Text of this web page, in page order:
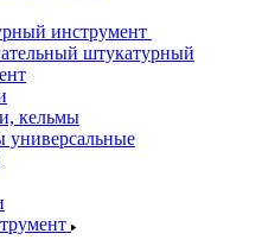
инструмент
штукатурный
кельмы
универсальные